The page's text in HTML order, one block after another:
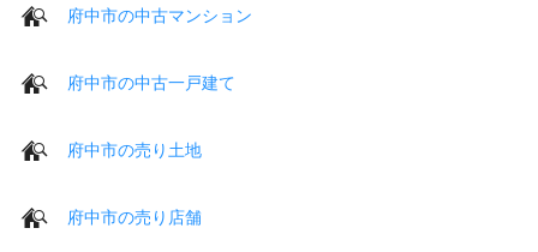
府中市の中古マンション
府中市の中古一戸建て
府中市の売り土地
府中市の売り店舗